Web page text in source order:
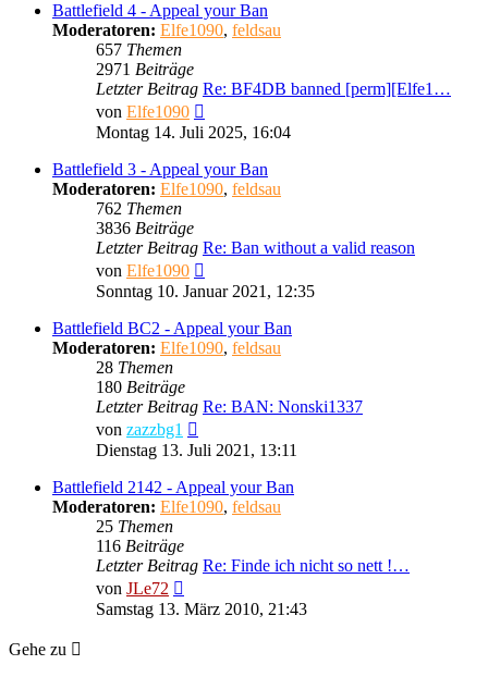
Battlefield 4 - Appeal your Ban
Moderatoren: Elfe1090, feldsau
657 Themen
2971 Beiträge
Letzter Beitrag Re: BF4DB banned [perm][Elfe1…
von Elfe1090
Beitrag
Montag 14. Juli 2025, 16:04
Battlefield 3 - Appeal your Ban
Moderatoren: Elfe1090, feldsau
762 Themen
3836 Beiträge
Letzter Beitrag Re: Ban without a valid reason
von Elfe1090
Beitrag
Sonntag 10. Januar 2021, 12:35
Battlefield BC2 - Appeal your Ban
Moderatoren: Elfe1090, feldsau
28 Themen
180 Beiträge
Letzter Beitrag Re: BAN: Nonski1337
von zazzbg1
Beitrag
Dienstag 13. Juli 2021, 13:11
Battlefield 2142 - Appeal your Ban
Moderatoren: Elfe1090, feldsau
25 Themen
116 Beiträge
Letzter Beitrag Re: Finde ich nicht so nett !…
von JLe72
Beitrag
Samstag 13. März 2010, 21:43
Gehe zu